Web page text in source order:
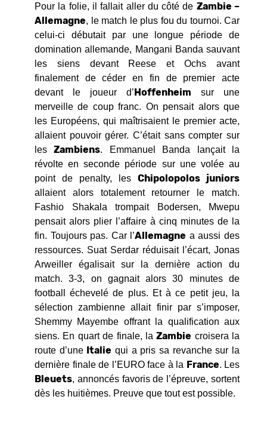
Pour la folie, il fallait aller du côté de Zambie –
Allemagne, le match le plus fou du tournoi. Car
celui-ci débutait par une longue période de
domination allemande, Mangani Banda sauvant
les siens devant Reese et Ochs avant
finalement de céder en fin de premier acte
devant le joueur d’ Hoffenheim sur une
merveille de coup franc. On pensait alors que
les Européens, qui maîtrisaient le premier acte,
allaient pouvoir gérer. C’était sans compter sur
lesZambiens. Emmanuel Banda lançait la
révolte en seconde période sur une volée au
point de penalty, les Chipolopolos juniors
allaient alors totalement retourner le match.
Fashio Shakala trompait Bodersen, Mwepu
pensait alors plier l’affaire à cinq minutes de la
fin. Toujours pas. Car l’Allemagne a aussi des
ressources. Suat Serdar réduisait l’écart, Jonas
Arweiller égalisait sur la dernière action du
match. 3-3, on gagnait alors 30 minutes de
football échevelé de plus. Et à ce petit jeu, la
sélection zambienne allait finir par s’imposer,
Shemmy Mayembe offrant la qualification aux
siens. En quart de finale, laZambie croisera la
route d’une Italie qui a pris sa revanche sur la
dernière finale de l’EURO face à la France. Les
Bleuets, annoncés favoris de l’épreuve, sortent
dès les huitièmes. Preuve que tout est possible.